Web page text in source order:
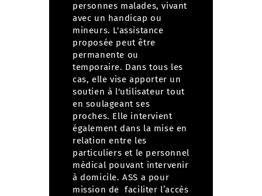
personnes malades, vivant
avec un handicap ou
mineurs. L'assistance
proposée peut être
permanente ou
temporaire. Dans tous les
cas, elle vise apporter un
soutien à l'utilisateur tout
en soulageant ses
proches. Elle intervient
également dans la mise en
relation entre les
particuliers et le personnel
médical pouvant intervenir
à domicile. ASS a pour
mission de faciliter l’accès